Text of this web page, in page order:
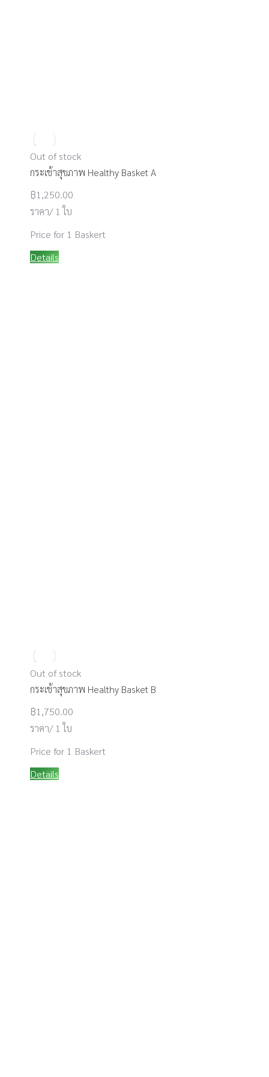
Out of stock
กระเช้าสุขภาพ Healthy Basket A
฿1,250.00
ราคา/ 1 ใบ
Price for 1 Baskert
Details
Out of stock
กระเช้าสุขภาพ Healthy Basket B
฿1,750.00
ราคา/ 1 ใบ
Price for 1 Baskert
Details